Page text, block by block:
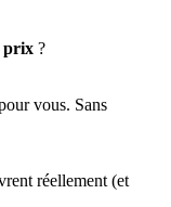
prix ?
vous. Sans
réellement (et